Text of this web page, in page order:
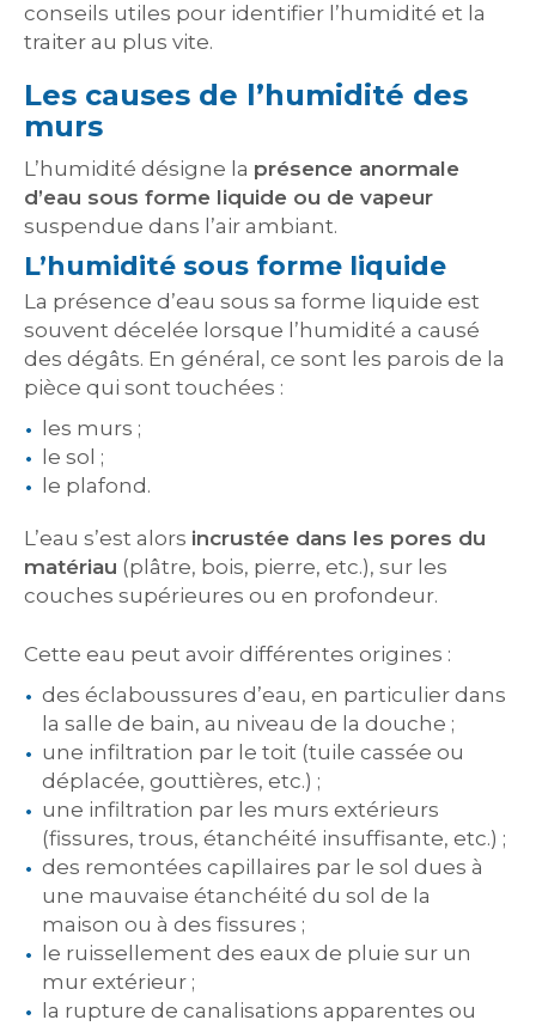
conseils utiles pour identifier l’humidité et la
traiter au plus vite.
Les causes de l’humidité des
murs
L’humidité désigne la présence anormale
d’eau sous forme liquide ou de vapeur
suspendue dans l’air ambiant.
L’humidité sous forme liquide
La présence d’eau sous sa forme liquide est
souvent décelée lorsque l’humidité a causé
des dégâts. En général, ce sont les parois de la
pièce qui sont touchées :
les murs ;
le sol ;
le plafond.
L’eau s’est alors incrustée dans les pores du
matériau (plâtre, bois, pierre, etc.), sur les
couches supérieures ou en profondeur.
Cette eau peut avoir différentes origines :
des éclaboussures d’eau, en particulier dans
la salle de bain, au niveau de la douche ;
une infiltration par le toit (tuile cassée ou
déplacée, gouttières, etc.) ;
une infiltration par les murs extérieurs
(fissures, trous, étanchéité insuffisante, etc.) ;
des remontées capillaires par le sol dues à
une mauvaise étanchéité du sol de la
maison ou à des fissures ;
le ruissellement des eaux de pluie sur un
mur extérieur ;
la rupture de canalisations apparentes ou